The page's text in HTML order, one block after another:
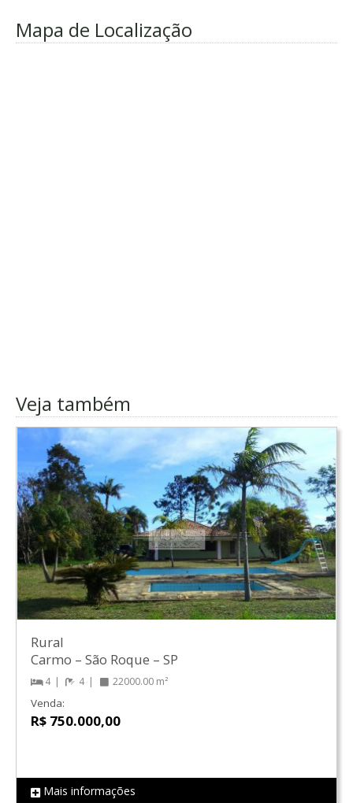
Mapa de Localização
Veja também
REF LS0595
Rural
Carmo – São Roque – SP
4 4 22000.00 m²
Venda:
R$ 750.000,00
Mais informações